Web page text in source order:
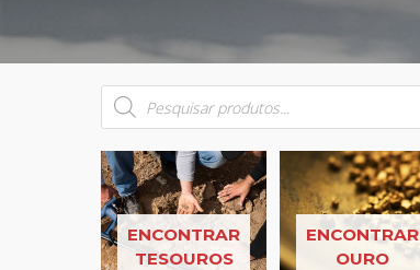
ENCONTRAR
TESOUROS
ENCONTRAR
OURO